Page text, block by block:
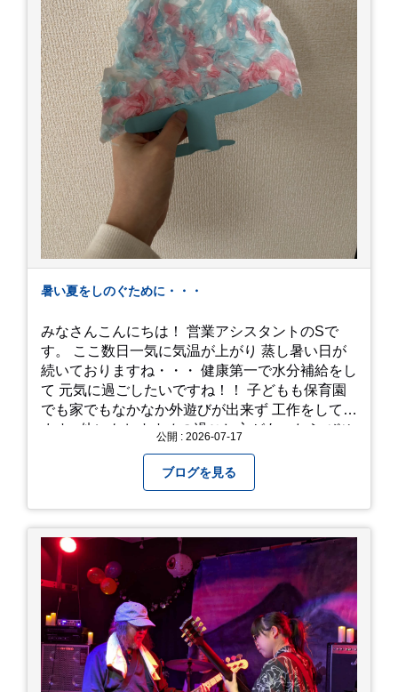
暑い夏をしのぐために・・・
みなさんこんにちは！ 営業アシスタントのSで
す。 ここ数日一気に気温が上がり 蒸し暑い日が
続いておりますね・・・ 健康第一で水分補給をし
て 元気に過ごしたいですね！！ 子どもも保育園
でも家でもなかなか外遊びが出来ず 工作をしてい
ます♪ 他にもおすすめの過ごし方があったら ぜひ
公開 : 2026-07-17
ブログを見る